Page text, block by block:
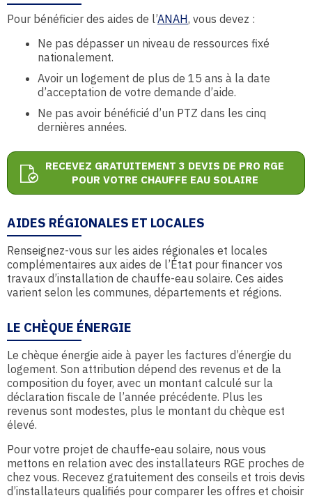
Pour bénéficier des aides de l’ANAH, vous devez :
Ne pas dépasser un niveau de ressources fixé
nationalement.
Avoir un logement de plus de 15 ans à la date
d’acceptation de votre demande d’aide.
Ne pas avoir bénéficié d’un PTZ dans les cinq
dernières années.
RECEVEZ GRATUITEMENT 3 DEVIS DE PRO RGE
POUR VOTRE CHAUFFE EAU SOLAIRE
AIDES RÉGIONALES ET LOCALES
Renseignez-vous sur les aides régionales et locales
complémentaires aux aides de l’État pour financer vos
travaux d’installation de chauffe-eau solaire. Ces aides
varient selon les communes, départements et régions.
LE CHÈQUE ÉNERGIE
Le chèque énergie aide à payer les factures d’énergie du
logement. Son attribution dépend des revenus et de la
composition du foyer, avec un montant calculé sur la
déclaration fiscale de l’année précédente. Plus les
revenus sont modestes, plus le montant du chèque est
élevé.
Pour votre projet de chauffe-eau solaire, nous vous
mettons en relation avec des installateurs RGE proches de
chez vous. Recevez gratuitement des conseils et trois devis
d’installateurs qualifiés pour comparer les offres et choisir